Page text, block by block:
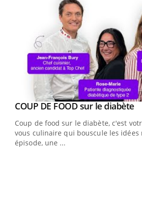
Youtube
COUP DE FOOD sur le diabète
Coup de food sur le diabète, c'est
vous culinaire qui bouscule les idées
épisode, une ...